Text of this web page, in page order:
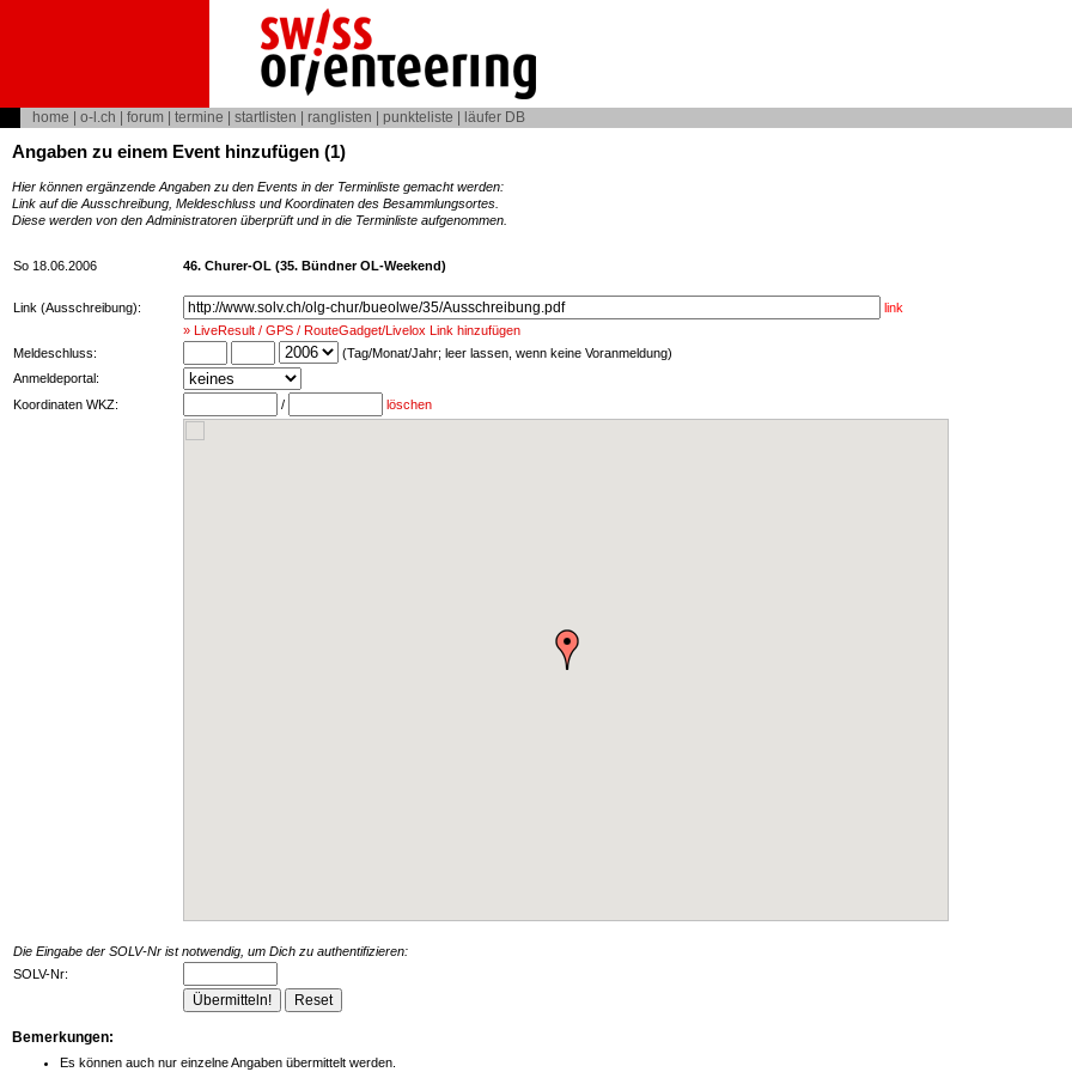
home o-l.ch forum termine startlisten ranglisten punkteliste läufer DB
Angaben zu einem Event hinzufügen (1)
Hier können ergänzende Angaben zu den Events in der Terminliste gemacht werden:
Link auf die Ausschreibung, Meldeschluss und Koordinaten des Besammlungsortes.
Diese werden von den Administratoren überprüft und in die Terminliste aufgenommen.
So 18.06.2006 46. Churer-OL (35. Bündner OL-Weekend)
Link (Ausschreibung):
link
» LiveResult / GPS / RouteGadget/Livelox Link hinzufügen
Meldeschluss:
(Tag/Monat/Jahr; leer lassen, wenn keine Voranmeldung)
Anmeldeportal:
Koordinaten WKZ:
/ löschen
Die Eingabe der SOLV-Nr ist notwendig, um Dich zu authentifizieren:
SOLV-Nr:
Bemerkungen:
Es können auch nur einzelne Angaben übermittelt werden.